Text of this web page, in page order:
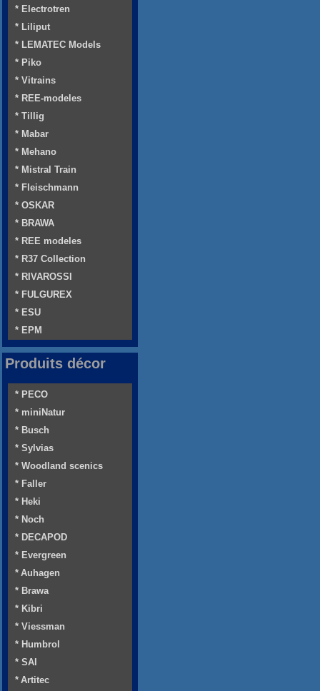
* Electrotren
* Liliput
* LEMATEC Models
* Piko
* Vitrains
* REE-modeles
* Tillig
* Mabar
* Mehano
* Mistral Train
* Fleischmann
* OSKAR
* BRAWA
* REE modeles
* R37 Collection
* RIVAROSSI
* FULGUREX
* ESU
* EPM
Produits décor
* PECO
* miniNatur
* Busch
* Sylvias
* Woodland scenics
* Faller
* Heki
* Noch
* DECAPOD
* Evergreen
* Auhagen
* Brawa
* Kibri
* Viessman
* Humbrol
* SAI
* Artitec